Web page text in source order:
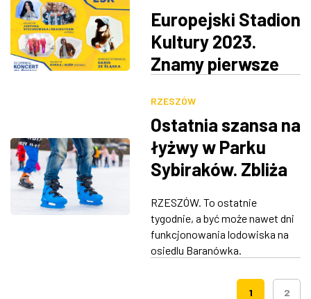
Europejski Stadion
Kultury 2023.
Znamy pierwsze
Głównego
RZESZÓW
Ostatnia szansa na
łyżwy w Parku
Sybiraków. Zbliża
RZESZÓW. To ostatnie
tygodnie, a być może nawet dni
funkcjonowania lodowiska na
osiedlu Baranówka.
1 2